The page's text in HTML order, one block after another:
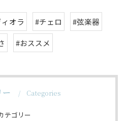
オラ #チェロ
#弦楽器
#おススメ
ー Categories
テゴリー